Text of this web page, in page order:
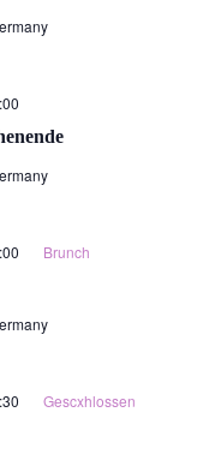
Brunch
Gescxhlossen